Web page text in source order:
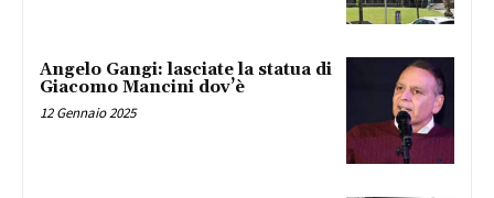
Angelo Gangi: lasciate la statua di
Giacomo Mancini dov’è
12 Gennaio 2025